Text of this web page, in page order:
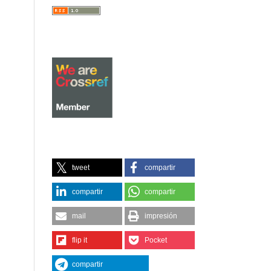
tweet compartir
compartir compartir
mail impresión
flip it Pocket
compartir